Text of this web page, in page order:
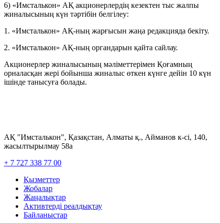
6) «Имсталькон» АҚ акционерлердің кезектен тыс жалпы
жиналысының күн тәртібін белгілеу:
1. «Имсталькон» АҚ-ның жарғысын жаңа редакцияда бекіту.
2. «Имсталькон» АҚ-ның органдарын қайта сайлау.
Акционерлер жиналысының мәліметтерімен Қоғамның
орналасқан жері бойынша жиналыс өткен күнге дейін 10 күн
ішінде танысуға болады.
АҚ "Имсталькон", Қазақстан, Алматы қ., Айманов к-сі, 140,
жасылтырылмау 58а
+ 7 727 338 77 00
Қызметтер
Жобалар
Жаңалықтар
Активтерді реалдықтау
Байланыстар